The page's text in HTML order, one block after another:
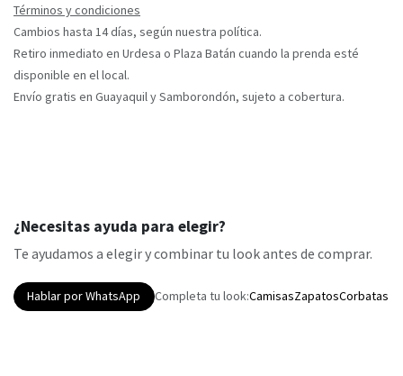
Términos y condiciones
Cambios hasta 14 días, según nuestra política.
Retiro inmediato en Urdesa o Plaza Batán cuando la prenda esté
disponible en el local.
Envío gratis en Guayaquil y Samborondón, sujeto a cobertura.
¿Necesitas ayuda para elegir?
Te ayudamos a elegir y combinar tu look antes de comprar.
Hablar por WhatsApp Completa tu look:CamisasZapatosCorbatas